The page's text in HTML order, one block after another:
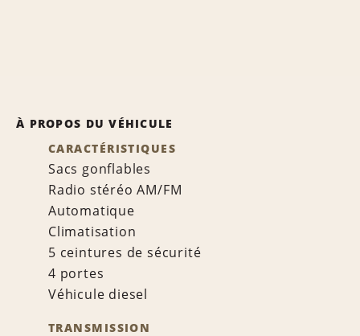
À PROPOS DU VÉHICULE
CARACTÉRISTIQUES
Sacs gonflables
Radio stéréo AM/FM
Automatique
Climatisation
5 ceintures de sécurité
4 portes
Véhicule diesel
TRANSMISSION